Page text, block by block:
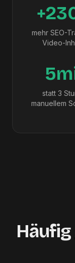
mehr SEO-
Video-
statt 3
manuellem